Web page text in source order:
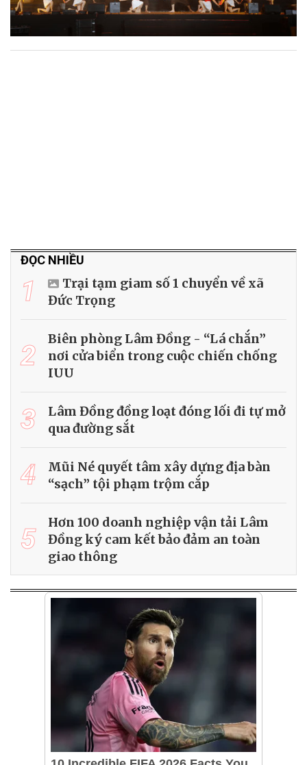
ĐỌC NHIỀU
1
Trại tạm giam số 1 chuyển về xã
Đức Trọng
2
Biên phòng Lâm Đồng - “Lá chắn”
nơi cửa biển trong cuộc chiến chống
IUU
3
Lâm Đồng đồng loạt đóng lối đi tự mở
qua đường sắt
4
Mũi Né quyết tâm xây dựng địa bàn
“sạch” tội phạm trộm cắp
5
Hơn 100 doanh nghiệp vận tải Lâm
Đồng ký cam kết bảo đảm an toàn
giao thông